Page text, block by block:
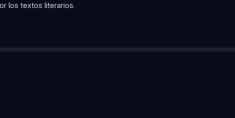
los textos literarios.
sabe todo sobre los personajes y la historia, incluyendo
tensión o emoción en una historia, donde se decide el
donde se desarrolla la historia, como una ciudad o una casa.